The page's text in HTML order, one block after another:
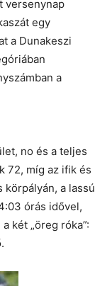
versenynap
egy
a Dunakeszi
a
no és a teljes
72, míg az ifik és
a lassú
órás idővel,
két „öreg róka”: